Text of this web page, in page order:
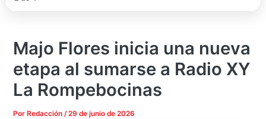
Majo Flores inicia una nueva
etapa al sumarse a Radio XY
La Rompebocinas
Por Redacción/29 de junio de 2026